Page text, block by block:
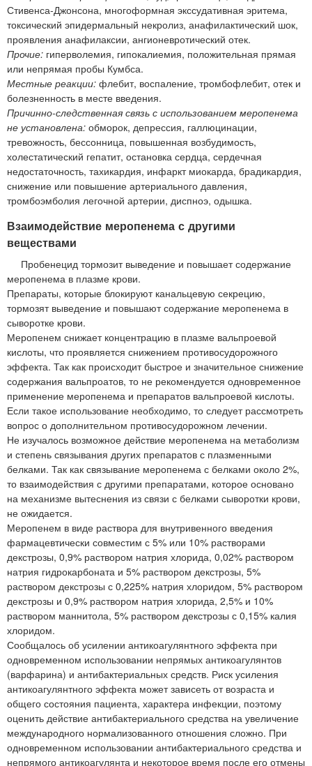
Стивенса-Джонсона, многоформная экссудативная эритема,
токсический эпидермальный некролиз, анафилактический шок,
проявления анафилаксии, ангионевротический отек.
Прочие: гиперволемия, гипокалиемия, положительная прямая
или непрямая пробы Кумбса.
Местные реакции: флебит, воспаление, тромбофлебит, отек и
болезненность в месте введения.
Причинно-следственная связь с использованием меропенема
не установлена: обморок, депрессия, галлюцинации,
тревожность, бессонница, повышенная возбудимость,
холестатический гепатит, остановка сердца, сердечная
недостаточность, тахикардия, инфаркт миокарда, брадикардия,
снижение или повышение артериального давления,
тромбоэмболия легочной артерии, диспноэ, одышка.
Взаимодействие меропенема с другими
веществами
Пробенецид тормозит выведение и повышает содержание
меропенема в плазме крови.
Препараты, которые блокируют канальцевую секрецию,
тормозят выведение и повышают содержание меропенема в
сыворотке крови.
Меропенем снижает концентрацию в плазме вальпроевой
кислоты, что проявляется снижением противосудорожного
эффекта. Так как происходит быстрое и значительное снижение
содержания вальпроатов, то не рекомендуется одновременное
применение меропенема и препаратов вальпроевой кислоты.
Если такое использование необходимо, то следует рассмотреть
вопрос о дополнительном противосудорожном лечении.
Не изучалось возможное действие меропенема на метаболизм
и степень связывания других препаратов с плазменными
белками. Так как связывание меропенема с белками около 2%,
то взаимодействия с другими препаратами, которое основано
на механизме вытеснения из связи с белками сыворотки крови,
не ожидается.
Меропенем в виде раствора для внутривенного введения
фармацевтически совместим с 5% или 10% растворами
декстрозы, 0,9% раствором натрия хлорида, 0,02% раствором
натрия гидрокарбоната и 5% раствором декстрозы, 5%
раствором декстрозы с 0,225% натрия хлоридом, 5% раствором
декстрозы и 0,9% раствором натрия хлорида, 2,5% и 10%
раствором маннитола, 5% раствором декстрозы с 0,15% калия
хлоридом.
Сообщалось об усилении антикоагулянтного эффекта при
одновременном использовании непрямых антикоагулянтов
(варфарина) и антибактериальных средств. Риск усиления
антикоагулянтного эффекта может зависеть от возраста и
общего состояния пациента, характера инфекции, поэтому
оценить действие антибактериального средства на увеличение
международного нормализованного отношения сложно. При
одновременном использовании антибактериального средства и
непрямого антикоагулянта и некоторое время после его отмены